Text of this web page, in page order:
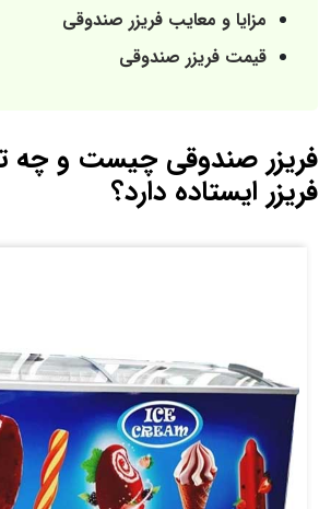
مزایا و معایب فریزر صندوقی
قیمت فریزر صندوقی
فریزر صندوقی چیست و چه
فریزر ایستاده دارد؟